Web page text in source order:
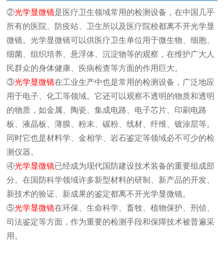
②光学显微镜是医疗卫生领域常用的检测设备，在中国几乎
所有的医院、防疫站、卫生所以及医疗院校都离不开光学显
微镜。光学显微镜可以供医疗卫生单位用于微生物、细胞、
细菌、组织培养、悬浮体、沉淀物等的观察，在维护广大人
民群众的身体健康、疾病检查等方面的作用巨大。
③光学显微镜在工业生产中也是常用的检测设备，广泛地应
用于电子、化工等领域。它还可以观察不透明的物质和透明
的物质，如金属、陶瓷、集成电路、电子芯片、印刷电路
板、液晶板、薄膜、粉末、碳粉、线材、纤维、镀涂层等。
同时它也是材料学、金相学、岩石鉴定等领域必不可少的检
测仪器。
④光学显微镜已经成为现代国防建设技术装备的重要组成部
分。在国防科学领域许多新型材料的研制、新产品的开发、
新技术的验证、新成果的鉴定都离不开光学显微镜。
⑤光学显微镜在环保、生命科学、畜牧、植物保护、刑侦、
司法鉴定等方面，作为重要的检测手段和保障技术被普遍采
用。